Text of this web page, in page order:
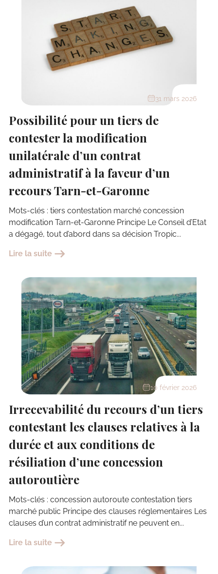
31 mars 2026
Possibilité pour un tiers de
contester la modification
unilatérale d’un contrat
administratif à la faveur d’un
recours Tarn-et-Garonne
Mots-clés : tiers contestation marché concession
modification Tarn-et-Garonne Principe Le Conseil d’Etat
a dégagé, tout d’abord dans sa décision Tropic...
Lire la suite
10 février 2026
Irrecevabilité du recours d’un tiers
contestant les clauses relatives à la
durée et aux conditions de
résiliation d’une concession
autoroutière
Mots-clés : concession autoroute contestation tiers
marché public Principe des clauses réglementaires Les
clauses d’un contrat administratif ne peuvent en...
Lire la suite